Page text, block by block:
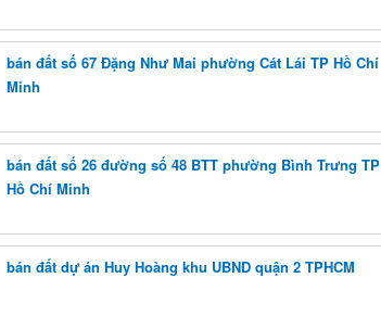
bán đất số 67 Đặng Như Mai phường Cát Lái TP Hồ Chí
Minh
bán đất số 26 đường số 48 BTT phường Bình Trưng TP
Hồ Chí Minh
bán đất dự án Huy Hoàng khu UBND quận 2 TPHCM